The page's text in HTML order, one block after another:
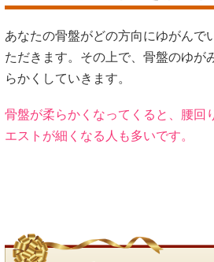
あなたの骨盤がどの方向にゆがんで
ただきます。その上で、骨盤のゆが
らかくしていきます。
骨盤が柔らかくなってくると、腰回
エストが細くなる人も多いです。